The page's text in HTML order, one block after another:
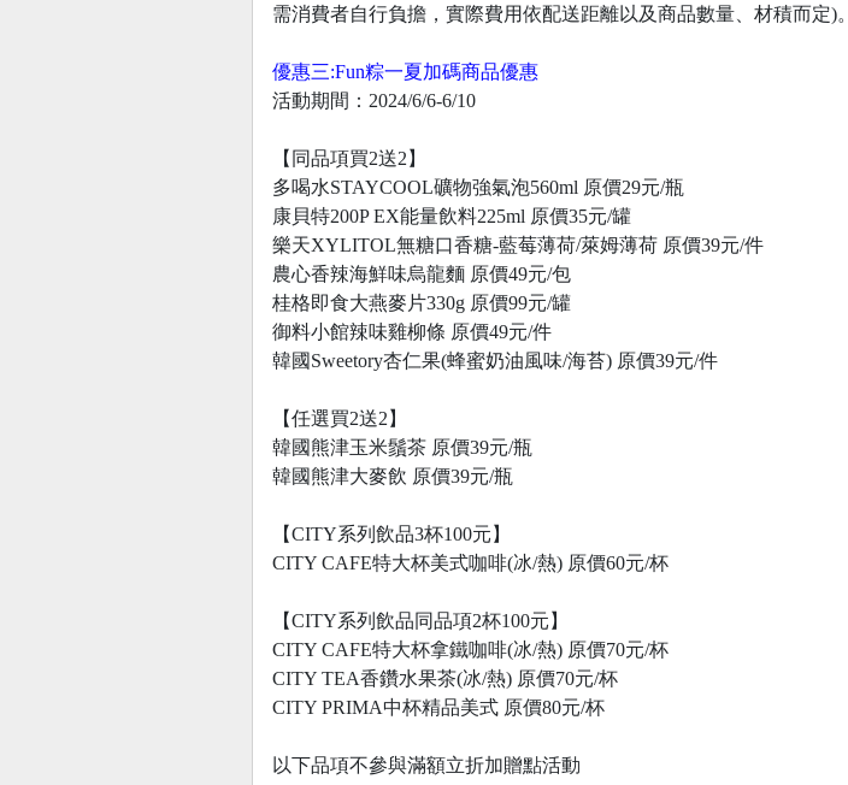
需消費者自行負擔，實際費用依配送距離以及商品數量、材積而定)。
優惠三:Fun粽一夏加碼商品優惠
活動期間：2024/6/6-6/10
【同品項買2送2】
多喝水STAYCOOL礦物強氣泡560ml 原價29元/瓶
康貝特200P EX能量飲料225ml 原價35元/罐
樂天XYLITOL無糖口香糖-藍莓薄荷/萊姆薄荷 原價39元/件
農心香辣海鮮味烏龍麵 原價49元/包
桂格即食大燕麥片330g 原價99元/罐
御料小館辣味雞柳條 原價49元/件
韓國Sweetory杏仁果(蜂蜜奶油風味/海苔) 原價39元/件
【任選買2送2】
韓國熊津玉米鬚茶 原價39元/瓶
韓國熊津大麥飲 原價39元/瓶
【CITY系列飲品3杯100元】
CITY CAFE特大杯美式咖啡(冰/熱) 原價60元/杯
【CITY系列飲品同品項2杯100元】
CITY CAFE特大杯拿鐵咖啡(冰/熱) 原價70元/杯
CITY TEA香鑽水果茶(冰/熱) 原價70元/杯
CITY PRIMA中杯精品美式 原價80元/杯
以下品項不參與滿額立折加贈點活動